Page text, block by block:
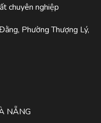
chuyên nghiệp
Phường Thượng Lý,
NẴNG